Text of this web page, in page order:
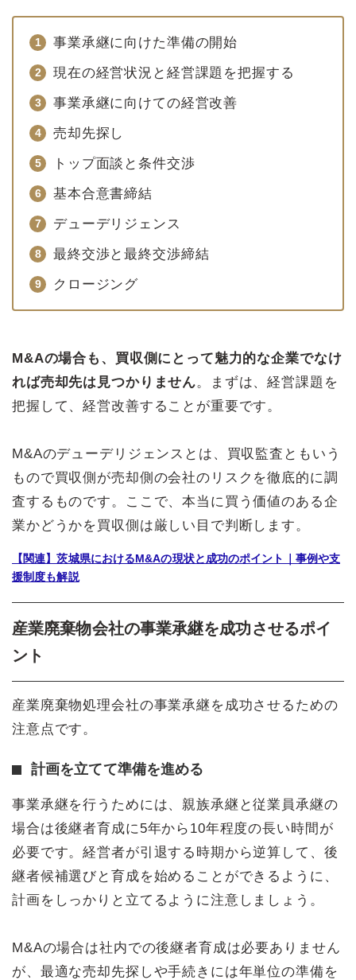
事業承継に向けた準備の開始
現在の経営状況と経営課題を把握する
事業承継に向けての経営改善
売却先探し
トップ面談と条件交渉
基本合意書締結
デューデリジェンス
最終交渉と最終交渉締結
クロージング
M&Aの場合も、買収側にとって魅力的な企業でなけ
れば売却先は見つかりません。まずは、経営課題を
把握して、経営改善することが重要です。
M&Aのデューデリジェンスとは、買収監査ともいう
もので買収側が売却側の会社のリスクを徹底的に調
査するものです。ここで、本当に買う価値のある企
業かどうかを買収側は厳しい目で判断します。
【関連】茨城県におけるM&Aの現状と成功のポイント｜事例や支
援制度も解説
産業廃棄物会社の事業承継を成功させるポイ
ント
産業廃棄物処理会社の事業承継を成功させるための
注意点です。
計画を立てて準備を進める
事業承継を行うためには、親族承継と従業員承継の
場合は後継者育成に5年から10年程度の長い時間が
必要です。経営者が引退する時期から逆算して、後
継者候補選びと育成を始めることができるように、
計画をしっかりと立てるように注意しましょう。
M&Aの場合は社内での後継者育成は必要ありません
が、最適な売却先探しや手続きには年単位の準備を